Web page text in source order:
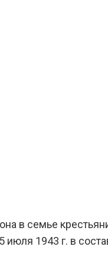
в семье
1943 г. в